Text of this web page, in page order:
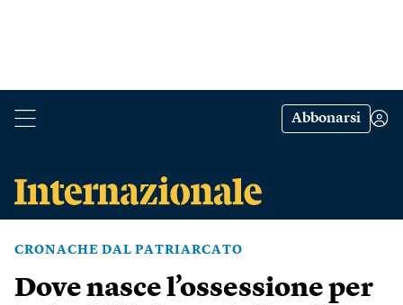
Abbonarsi
CRONACHE DAL PATRIARCATO
Dove nasce l’ossessione per